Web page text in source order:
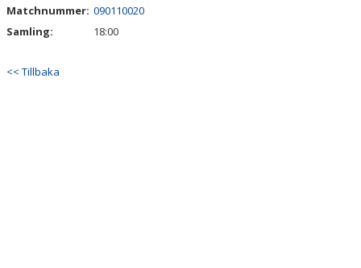
Matchnummer: 090110020
Samling:
18:00
<< Tillbaka